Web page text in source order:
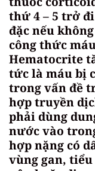
thứ 4 – 5 trở
đặc nếu
công thức
Hematocrite
tức là máu bị
trong vấn đề
hợp truyền
phải dùng
nước vào
hợp nặng có
vùng gan,